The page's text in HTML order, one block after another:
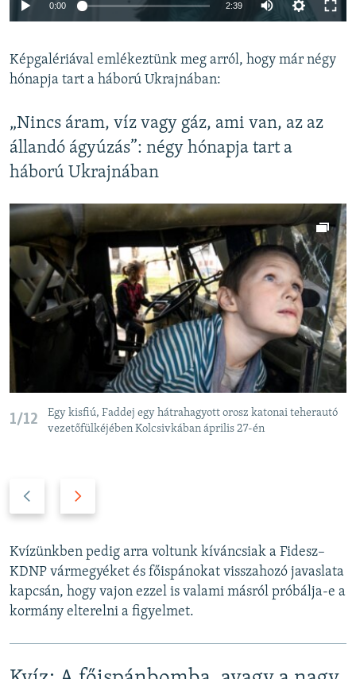
Auto 240p 360p
720p 1080p
0:00 2:39
360p
1080p
Képgalériával emlékeztünk meg arról, hogy már négy
hónapja tart a háború Ukrajnában:
„Nincs áram, víz vagy gáz, ami van, az az
állandó ágyúzás”: négy hónapja tart a
háború Ukrajnában
1/12
Egy kisfiú, Faddej egy hátrahagyott orosz katonai teherautó
vezetőfülkéjében Kolcsivkában április 27-én
v
i
o
u
s
l
t
s
i
e
Kvízünkben pedig arra voltunk kíváncsiak a Fidesz–
KDNP vármegyéket és főispánokat visszahozó javaslata
kapcsán, hogy vajon ezzel is valami másról próbálja-e a
kormány elterelni a figyelmet.